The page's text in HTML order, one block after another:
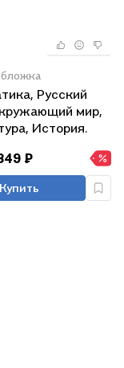
Русский
мир,
История.
1-5 классы.
заданий
₽
Купить